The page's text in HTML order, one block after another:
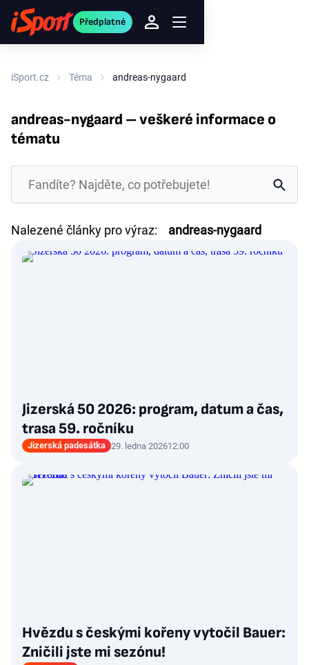
Předplatné
iSport.cz Téma andreas-nygaard
andreas-nygaard – veškeré informace o
tématu
Nalezené články pro výraz: andreas-nygaard
Jizerská 50 2026: program, datum a čas,
trasa 59. ročníku
Jizerská padesátka 29. ledna 202612:00
Hvězdu s českými kořeny vytočil Bauer:
Zničili jste mi sezónu!